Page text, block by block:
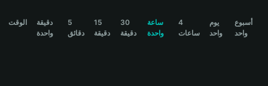
বাংলাالوقت
دقيقة
واحدة
5
دقائق
15
دقيقة
30
دقيقة
ساعة
واحدة
4
ساعات
يوم
واحد
أسبوع
واحد